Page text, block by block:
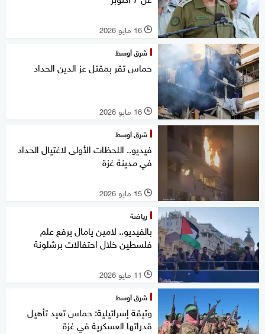
l 16 مايو 2026
شرق أوسط
حماس تقر بمقتل عز الدين الحداد
l 16 مايو 2026
شرق أوسط
فيديو.. اللحظات الأولى لاغتيال الحداد
في مدينة غزة
l 15 مايو 2026
رياضة
بالفيديو.. لامين يامال يرفع علم
فلسطين خلال احتفالات برشلونة
l 11 مايو 2026
شرق أوسط
وثيقة إسرائيلية: حماس تعيد تأهيل
قدراتها العسكرية في غزة